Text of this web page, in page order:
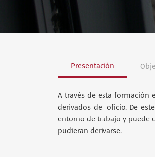
Presentación
A través de esta formación
derivados del oficio. De
entorno de trabajo y puede
pudieran derivarse.